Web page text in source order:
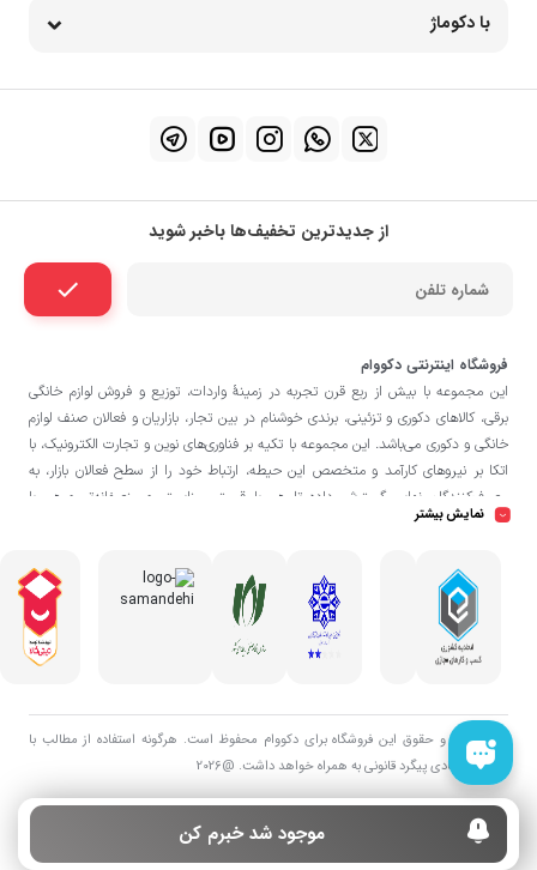
موجود شد خبرم کن
با دکوماژ
از جدیدترین تخفیف‌ها باخبر شوید
فروشگاه اینترنتی دکووام
این مجموعه با بيش از ربع قرن تجربه در زمينۀ واردات، توزيع و فروش لوازم خانگی
برقی، کالاهای دکوری و تزئینی، برندی خوشنام در بين تجار، بازاريان و فعالان صنف لوازم
خانگی و دکوری می‌باشد. این مجموعه با تكيه بر فناوری‌های نوين و تجارت الكترونيک، با
اتکا بر نيروهای كارآمد و متخصص اين حيطه، ارتباط خود را از سطح فعالان بازار، به
مصرف‌كنندگان نهايی گسترش داده تا هم با قيمتی مناسبتر و منصفانه‌تر و هم با
خدماتی گسترده‌تر و كيفی‌تر در خدمت هموطنان عزیز در اقصی نقاط ميهنمان باشد.
حضوری کالا از انبار تنها در صورت ثبت سفارش قبلی از طریق سایت و انتخاب زمان،
امکان پذیر می‌باشد.
نمایش بیشتر
تمامی حق و حقوق اين فروشگاه برای دکووام محفوظ است. هرگونه استفاده از مطالب با
هدف اقتصادی پیگرد قانونی به همراه خواهد داشت. @2026